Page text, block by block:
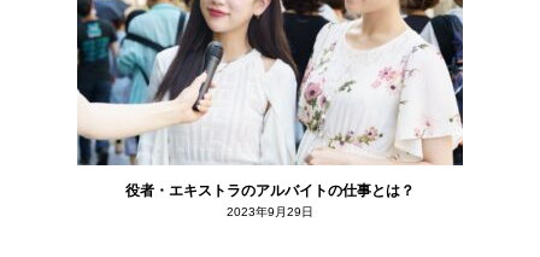
役者・エキストラのアルバイトの仕事とは？
2023年9月29日